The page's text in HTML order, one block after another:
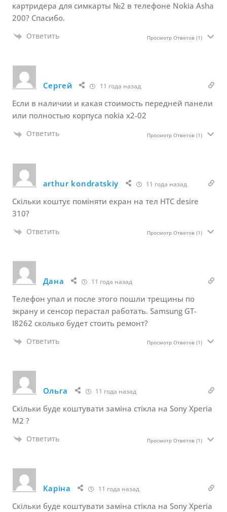
картридера для симкарты №2 в телефоне Nokia Asha
200? Спасибо.
Ответить Просмотр Ответов(1)
Сергей 11 года назад
Если в наличии и какая стоимость передней панели
или полностью корпуса nokia x2-02
Ответить Просмотр Ответов(1)
arthur kondratskiy 11 года назад
Скільки коштує поміняти екран на тел HTC desire
310?
Ответить Просмотр Ответов(1)
Дана 11 года назад
Телефон упал и после этого пошли трещины по
экрану и сенсор перастал работать. Samsung GT-
I8262 сколько будет стоить ремонт?
Ответить Просмотр Ответов(1)
Ольга 11 года назад
Скільки буде коштувати заміна стікла на Sony Xperia
M2 ?
Ответить Просмотр Ответов(1)
Каріна 11 года назад
Скільки буде коштувати заміна стікла на Sony Xperia